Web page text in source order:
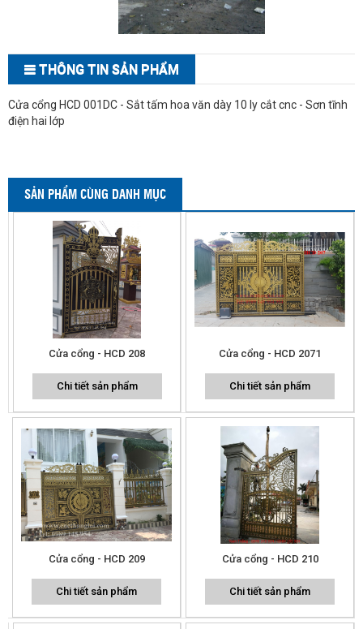
THÔNG TIN SẢN PHẨM
Cửa cổng HCD 001DC - Sắt tấm hoa văn dày 10 ly cắt cnc - Sơn tĩnh
điện hai lớp
SẢN PHẨM CÙNG DANH MỤC
Cửa cổng - HCD 208
Chi tiết sản phẩm
Cửa cổng - HCD 2071
Chi tiết sản phẩm
Cửa cổng - HCD 209
Chi tiết sản phẩm
Cửa cổng - HCD 210
Chi tiết sản phẩm